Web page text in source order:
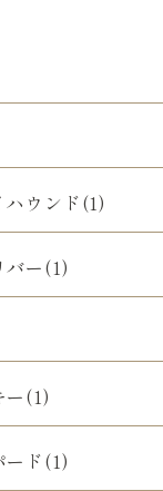
ハウンド(1)
バー(1)
ー(1)
ード(1)